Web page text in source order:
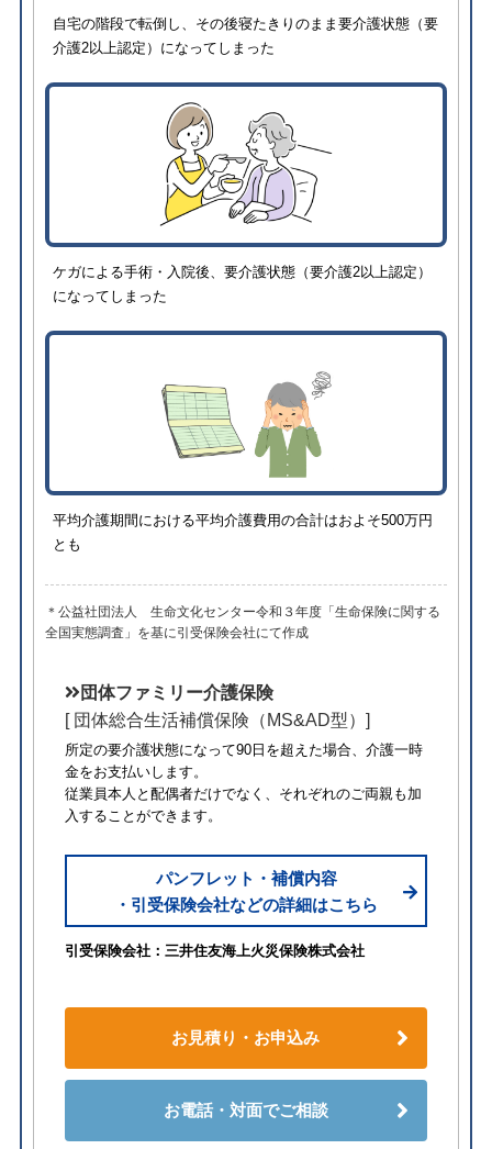
自宅の階段で転倒し、その後寝たきりのまま要介護状態（要
介護2以上認定）になってしまった
ケガによる手術・入院後、要介護状態（要介護2以上認定）
になってしまった
平均介護期間における平均介護費用の合計はおよそ500万円
とも
＊公益社団法人 生命文化センター令和３年度「生命保険に関する
全国実態調査」を基に引受保険会社にて作成
団体ファミリー介護保険
[ 団体総合生活補償保険（MS&AD型）]
所定の要介護状態になって90日を超えた場合、介護一時
金をお支払いします。
従業員本人と配偶者だけでなく、それぞれのご両親も加
入することができます。
パンフレット・補償内容
・引受保険会社などの詳細はこちら
引受保険会社：三井住友海上火災保険株式会社
お見積り・お申込み
お電話・対面でご相談